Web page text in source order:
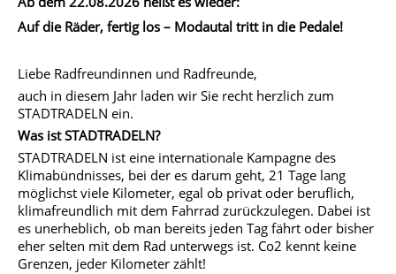
Auf die Räder, fertig los – Modautal tritt in die Pedale!
Liebe Radfreundinnen und Radfreunde,
auch in diesem Jahr laden wir Sie recht herzlich zum
STADTRADELN ein.
Was ist STADTRADELN?
STADTRADELN ist eine internationale Kampagne des
Klimabündnisses, bei der es darum geht, 21 Tage lang
möglichst viele Kilometer, egal ob privat oder beruflich,
klimafreundlich mit dem Fahrrad zurückzulegen. Dabei ist
es unerheblich, ob man bereits jeden Tag fährt oder bisher
eher selten mit dem Rad unterwegs ist. Co2 kennt keine
Grenzen, jeder Kilometer zählt!